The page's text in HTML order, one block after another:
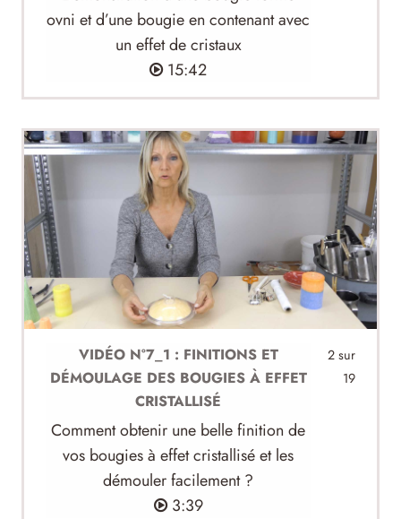
ovni et d’une bougie en contenant avec
un effet de cristaux
15:42
2 sur
19
VIDÉO N°7_1 : FINITIONS ET
DÉMOULAGE DES BOUGIES À EFFET
CRISTALLISÉ
Comment obtenir une belle finition de
vos bougies à effet cristallisé et les
démouler facilement ?
3:39